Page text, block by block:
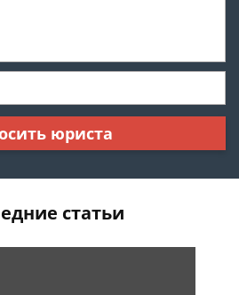
юриста
статьи